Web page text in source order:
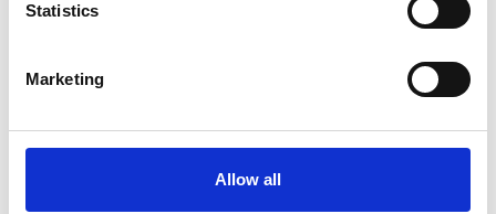
Statistics
Marketing
Allow all